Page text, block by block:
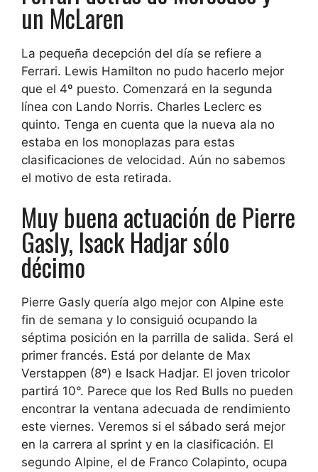
un McLaren
La pequeña decepción del día se refiere a
Ferrari. Lewis Hamilton no pudo hacerlo mejor
que el 4º puesto. Comenzará en la segunda
línea con Lando Norris. Charles Leclerc es
quinto. Tenga en cuenta que la nueva ala no
estaba en los monoplazas para estas
clasificaciones de velocidad. Aún no sabemos
el motivo de esta retirada.
Muy buena actuación de Pierre
Gasly, Isack Hadjar sólo
décimo
Pierre Gasly quería algo mejor con Alpine este
fin de semana y lo consiguió ocupando la
séptima posición en la parrilla de salida. Será el
primer francés. Está por delante de Max
Verstappen (8º) e Isack Hadjar. El joven tricolor
partirá 10°. Parece que los Red Bulls no pueden
encontrar la ventana adecuada de rendimiento
este viernes. Veremos si el sábado será mejor
en la carrera al sprint y en la clasificación. El
segundo Alpine, el de Franco Colapinto, ocupa